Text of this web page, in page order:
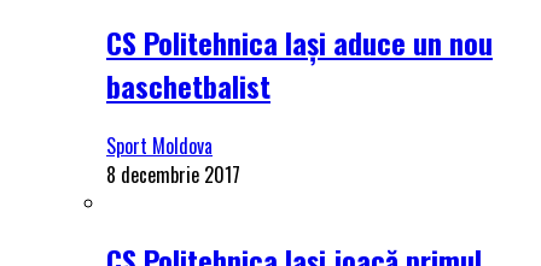
CS Politehnica Iași aduce un nou
baschetbalist
Sport Moldova
8 decembrie 2017